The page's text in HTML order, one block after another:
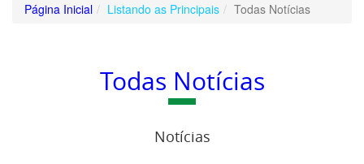
Página Inicial
Listando as Principais Todas Notícias
Todas Notícias
Notícias